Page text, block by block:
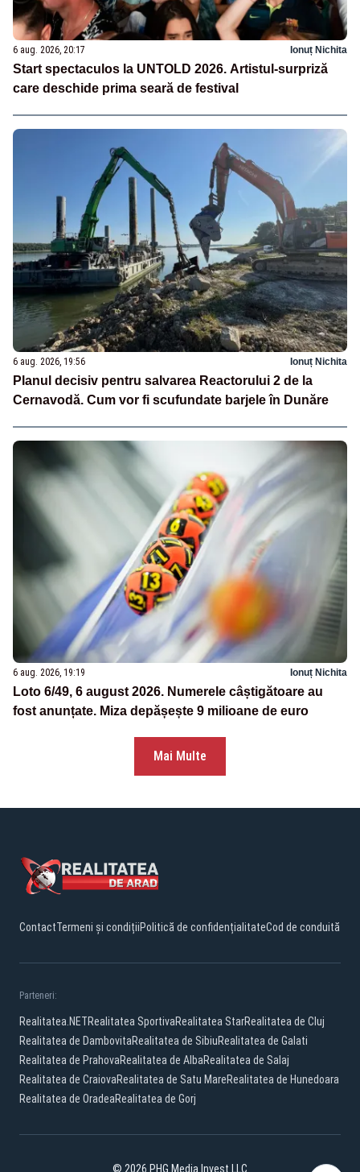
6 aug. 2026, 20:17 Ionuț Nichita
Start spectaculos la UNTOLD 2026. Artistul-surpriză
care deschide prima seară de festival
6 aug. 2026, 19:56 Ionuț Nichita
Planul decisiv pentru salvarea Reactorului 2 de la
Cernavodă. Cum vor fi scufundate barjele în Dunăre
6 aug. 2026, 19:19 Ionuț Nichita
Loto 6/49, 6 august 2026. Numerele câștigătoare au
fost anunțate. Miza depășește 9 milioane de euro
Mai Multe
ContactTermeni și condițiiPolitică de confidențialitateCod de conduită
Parteneri:
Realitatea.NETRealitatea SportivaRealitatea StarRealitatea de Cluj
Realitatea de DambovitaRealitatea de SibiuRealitatea de Galati
Realitatea de PrahovaRealitatea de AlbaRealitatea de Salaj
Realitatea de CraiovaRealitatea de Satu MareRealitatea de Hunedoara
Realitatea de OradeaRealitatea de Gorj
© 2026 PHG Media Invest LLC